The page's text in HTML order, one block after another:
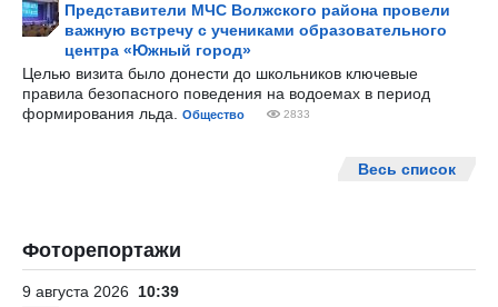
Представители МЧС Волжского района провели
важную встречу с учениками образовательного
центра «Южный город»
Целью визита было донести до школьников ключевые
правила безопасного поведения на водоемах в период
формирования льда.
Общество 2833
Весь список
Фоторепортажи
9 августа 2026 10:39